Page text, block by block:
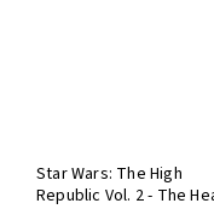
Star Wars: The High
Republic Vol. 2 - The